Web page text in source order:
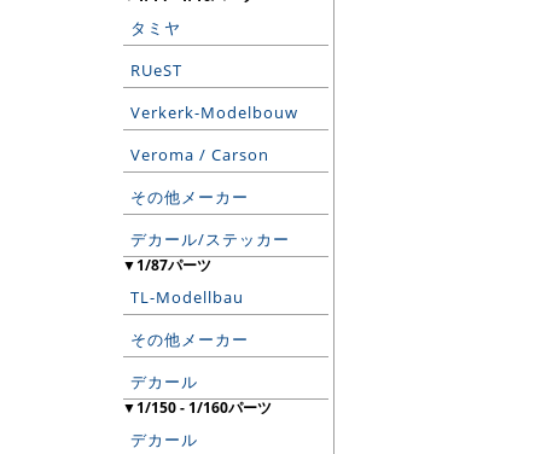
タミヤ
RUeST
Verkerk-Modelbouw
Veroma / Carson
その他メーカー
デカール/ステッカー
▼1/87パーツ
TL-Modellbau
その他メーカー
デカール
▼1/150 - 1/160パーツ
デカール